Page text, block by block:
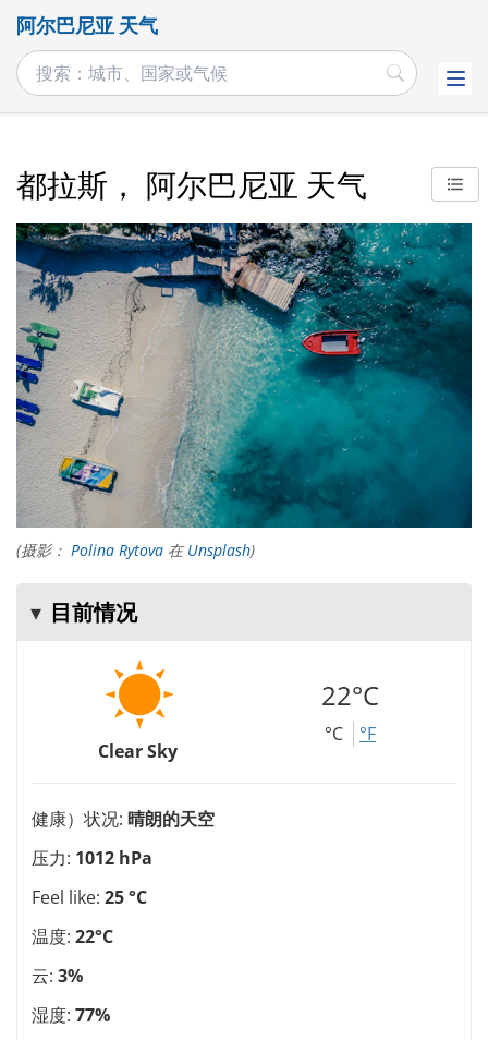
阿尔巴尼亚 天气
都拉斯， 阿尔巴尼亚 天气
(摄影： Polina Rytova 在Unsplash)
目前情况
Clear Sky
22°C
°C °F
健康）状况: 晴朗的天空
压力: 1012 hPa
Feel like: 25 °C
温度: 22°C
云: 3%
湿度: 77%